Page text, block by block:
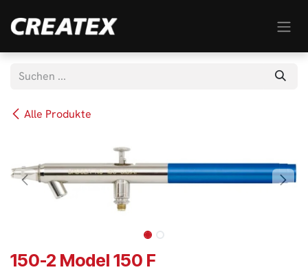
Alle Produkte
150-2 Model 150 F